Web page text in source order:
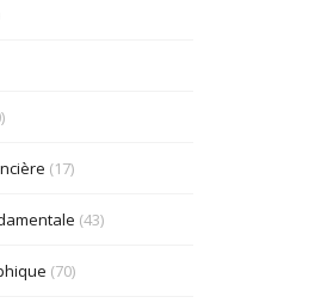
cite=""> <strike> <strong>
(17)
(43)
(70)